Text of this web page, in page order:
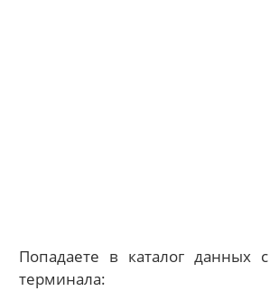
Попадаете в каталог данных
терминала: